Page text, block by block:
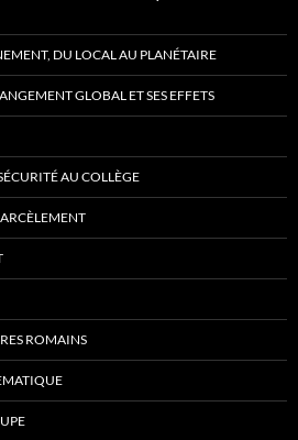
DU LOCAL AU PLANÉTAIRE
GLOBAL ET SES EFFETS
AU COLLÈGE
ROMAINS